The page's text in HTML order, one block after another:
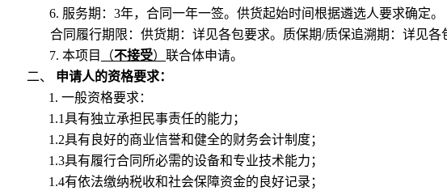
6. 服务期：3年，合同一年一签。供货起始时间根据遴选人要求确定。
合同履行期限：供货期：详见各包要求。质保期/质保追溯期：详见各
7. 本项目 （不接受） 联合体申请。
二、 申请人的资格要求：
1. 一般资格要求：
1.1具有独立承担民事责任的能力；
1.2具有良好的商业信誉和健全的财务会计制度；
1.3具有履行合同所必需的设备和专业技术能力；
1.4有依法缴纳税收和社会保障资金的良好记录；